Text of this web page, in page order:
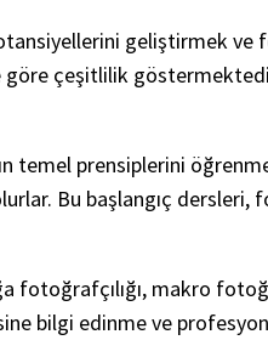
geliştirmek
göre çeşitlilik
prensiplerini
Bu başlangıç
fotoğrafçılığı, makro
bilgi edinme ve